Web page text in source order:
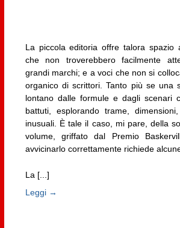
La piccola editoria offre talora spazio
che non troverebbero facilmente
grandi marchi; e a voci che non si
organico di scrittori. Tanto più se una
lontano dalle formule e dagli scenari
battuti, esplorando trame,
inusuali. È tale il caso, mi pare, della
volume, griffato dal Premio
avvicinarlo correttamente richiede
La [...]
Leggi →